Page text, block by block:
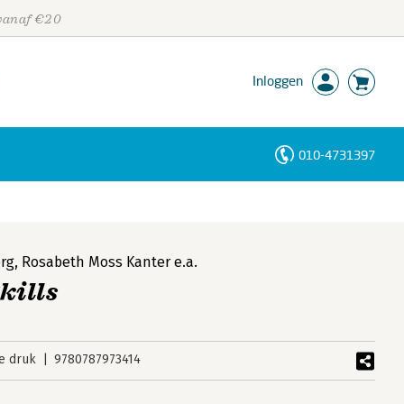
€20
Inloggen
010-4731397
, Rosabeth Moss Kanter e.a.
druk 9780787973414
Personen